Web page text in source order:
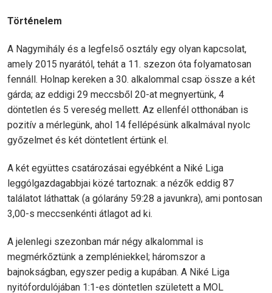
Történelem
A Nagymihály és a legfelső osztály egy olyan kapcsolat,
amely 2015 nyarától, tehát a 11. szezon óta folyamatosan
fennáll. Holnap kereken a 30. alkalommal csap össze a két
gárda; az eddigi 29 meccsből 20-at megnyertünk, 4
döntetlen és 5 vereség mellett. Az ellenfél otthonában is
pozitív a mérlegünk, ahol 14 fellépésünk alkalmával nyolc
győzelmet és két döntetlent értünk el.
A két együttes csatározásai egyébként a Niké Liga
leggólgazdagabbjai közé tartoznak: a nézők eddig 87
találatot láthattak (a gólarány 59:28 a javunkra), ami pontosan
3,00-s meccsenkénti átlagot ad ki.
A jelenlegi szezonban már négy alkalommal is
megmérkőztünk a zempléniekkel; háromszor a
bajnokságban, egyszer pedig a kupában. A Niké Liga
nyitófordulójában 1:1-es döntetlen született a MOL